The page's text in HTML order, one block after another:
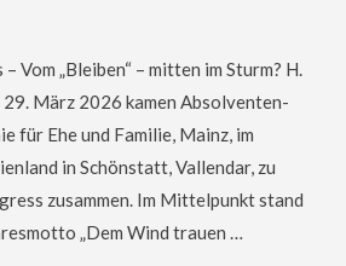
Vom „Bleiben“ – mitten im Sturm? H.
29. März 2026 kamen Absolventen-
für Ehe und Familie, Mainz, im
in Schönstatt, Vallendar, zu
zusammen. Im Mittelpunkt stand
„Dem Wind trauen …